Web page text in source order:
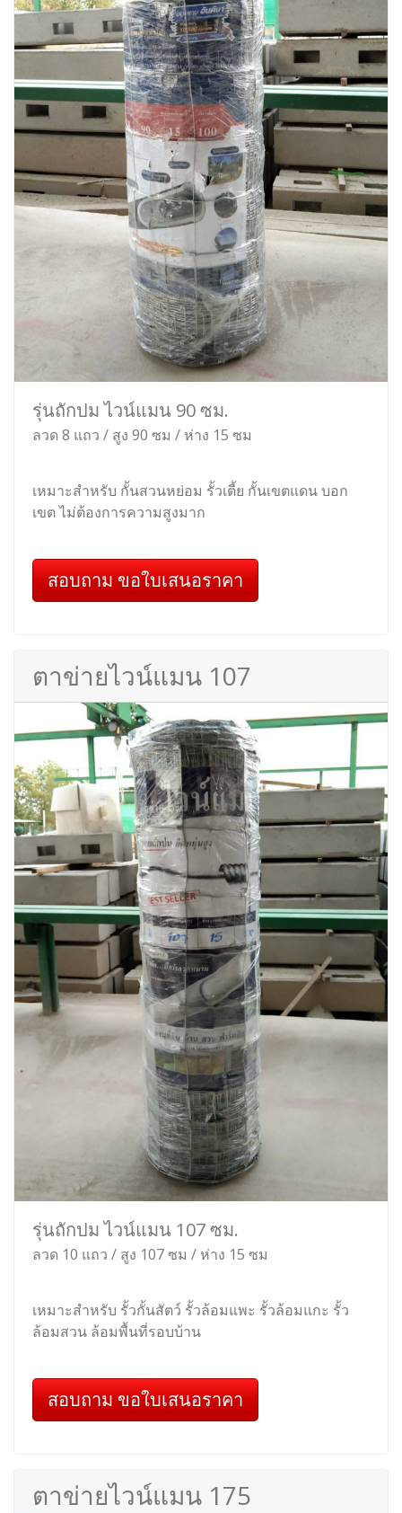
รุ่นถักปม ไวน์แมน 90 ซม.
ลวด 8 แถว / สูง 90 ซม / ห่าง 15 ซม
เหมาะสำหรับ กั้นสวนหย่อม รั้วเตี้ย กั้นเขตแดน บอก
เขต ไม่ต้องการความสูงมาก
สอบถาม ขอใบเสนอราคา
ตาข่ายไวน์แมน 107
รุ่นถักปม ไวน์แมน 107 ซม.
ลวด 10 แถว / สูง 107 ซม / ห่าง 15 ซม
เหมาะสำหรับ รั้วกั้นสัตว์ รั้วล้อมแพะ รั้วล้อมแกะ รั้ว
ล้อมสวน ล้อมพื้นที่รอบบ้าน
สอบถาม ขอใบเสนอราคา
ตาข่ายไวน์แมน 175